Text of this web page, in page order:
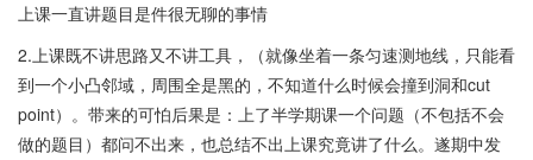
上课一直讲题目是件很无聊的事情
2.上课既不讲思路又不讲工具，（就像坐着一条匀速测地线，只能看
到一个小凸邻域，周围全是黑的，不知道什么时候会撞到洞和cut
point）。带来的可怕后果是：上了半学期课一个问题（不包括不会
做的题目）都问不出来，也总结不出上课究竟讲了什么。遂期中发